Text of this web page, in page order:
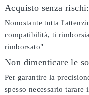
Acquisto senza rischi:
Nonostante tutta
compatibilità, ti
rimborsato"
Non dimenticare le
Per garantire la
spesso necessario